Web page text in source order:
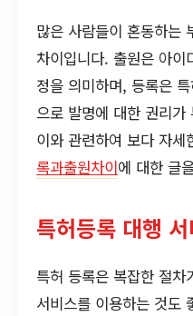
많은 사람들이 혼동하는
차이입니다. 출원은 아
정을 의미하며, 등록은
으로 발명에 대한 권리
이와 관련하여 보다 자세
록과출원차이에 대한 글
특허등록 대행
특허 등록은 복잡한 절
서비스를 이용하는 것도